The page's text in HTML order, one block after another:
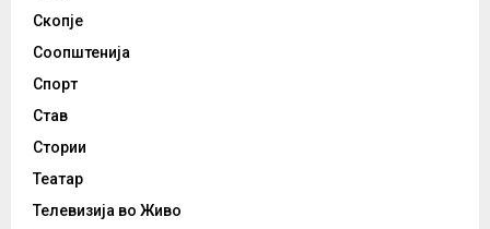
Скопје
Соопштенија
Спорт
Став
Стории
Театар
Телевизија во Живо